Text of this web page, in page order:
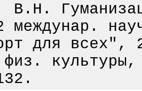
В.Н.
для
физ.